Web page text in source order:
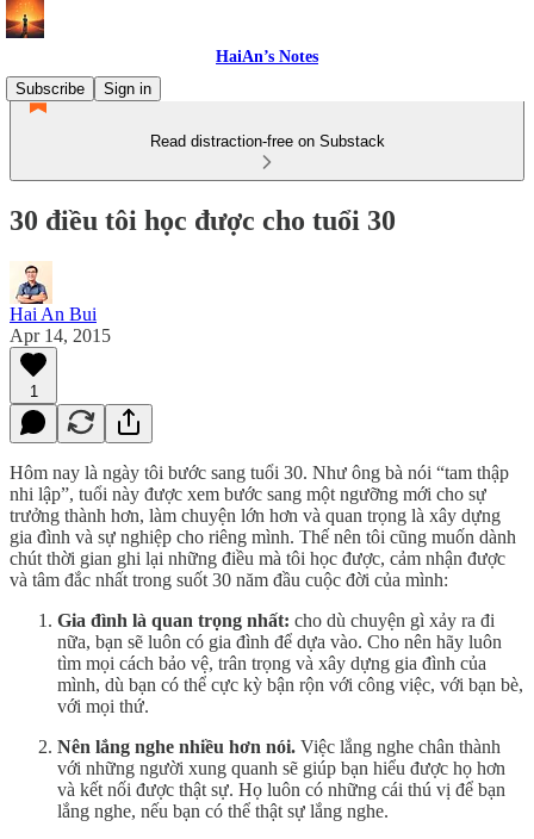
HaiAn’s Notes
Subscribe
Sign in
Read distraction-free on Substack
30 điều tôi học được cho tuổi 30
Hai An Bui
Apr 14, 2015
1
Hôm nay là ngày tôi bước sang tuổi 30. Như ông bà nói “tam thập
nhi lập”, tuổi này được xem bước sang một ngưỡng mới cho sự
trưởng thành hơn, làm chuyện lớn hơn và quan trọng là xây dựng
gia đình và sự nghiệp cho riêng mình. Thế nên tôi cũng muốn dành
chút thời gian ghi lại những điều mà tôi học được, cảm nhận được
và tâm đắc nhất trong suốt 30 năm đầu cuộc đời của mình:
Gia đình là quan trọng nhất: cho dù chuyện gì xảy ra đi
nữa, bạn sẽ luôn có gia đình để dựa vào. Cho nên hãy luôn
tìm mọi cách bảo vệ, trân trọng và xây dựng gia đình của
mình, dù bạn có thể cực kỳ bận rộn với công việc, với bạn bè,
với mọi thứ.
Nên lắng nghe nhiều hơn nói. Việc lắng nghe chân thành
với những người xung quanh sẽ giúp bạn hiểu được họ hơn
và kết nối được thật sự. Họ luôn có những cái thú vị để bạn
lắng nghe, nếu bạn có thể thật sự lắng nghe.